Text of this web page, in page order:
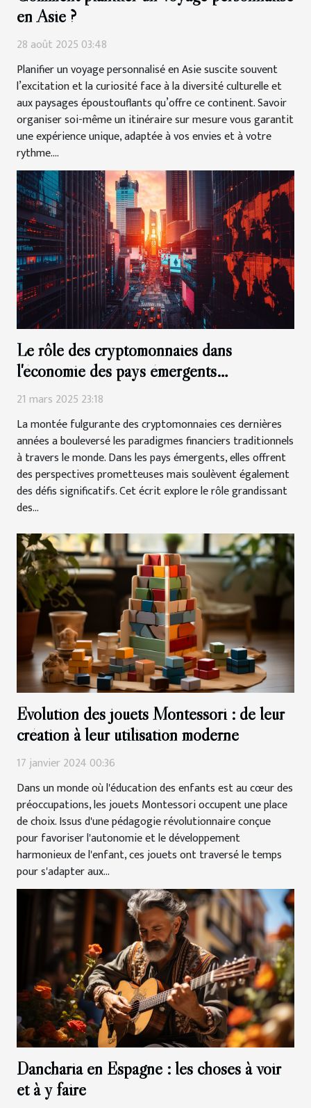
en Asie ?
28 août 2025 03:48
Planifier un voyage personnalisé en Asie suscite souvent
l’excitation et la curiosité face à la diversité culturelle et
aux paysages époustouflants qu’offre ce continent. Savoir
organiser soi-même un itinéraire sur mesure vous garantit
une expérience unique, adaptée à vos envies et à votre
rythme....
Le rôle des cryptomonnaies dans
l'économie des pays émergents
perspectives et défis
21 mars 2025 23:18
La montée fulgurante des cryptomonnaies ces dernières
années a bouleversé les paradigmes financiers traditionnels
à travers le monde. Dans les pays émergents, elles offrent
des perspectives prometteuses mais soulèvent également
des défis significatifs. Cet écrit explore le rôle grandissant
des...
Évolution des jouets Montessori : de leur
création à leur utilisation moderne
17 janvier 2024 00:36
Dans un monde où l'éducation des enfants est au cœur des
préoccupations, les jouets Montessori occupent une place
de choix. Issus d'une pédagogie révolutionnaire conçue
pour favoriser l'autonomie et le développement
harmonieux de l'enfant, ces jouets ont traversé le temps
pour s'adapter aux...
Dancharia en Espagne : les choses à voir
et à y faire